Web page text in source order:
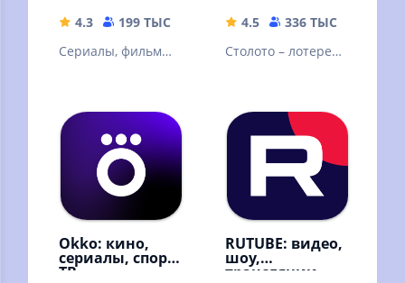
4.3 199 ТЫС
32.67 MB
Сериалы, фильмы,
новости
4.5 336 ТЫС
Столото – лотерея,
лото и другие
лотереи
Okko: кино,
сериалы, спорт,
ТВ
RUTUBE: видео,
шоу,
трансляции